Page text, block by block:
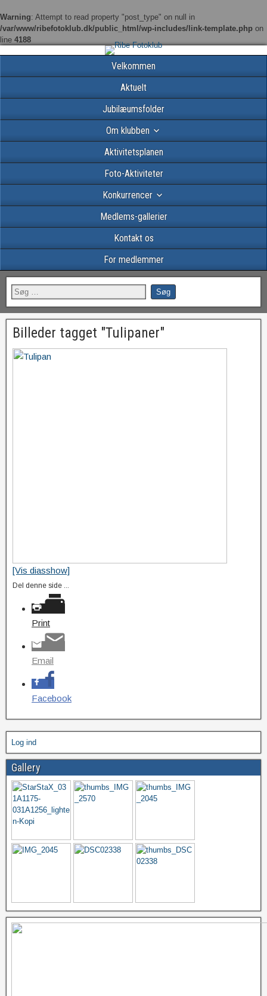
Warning: Attempt to read property "post_type" on null in
/var/www/ribefotoklub.dk/public_html/wp-includes/link-template.php on
line 4188
Velkommen
Aktuelt
Jubilæumsfolder
Om klubben
Aktivitetsplanen
Foto-Aktiviteter
Konkurrencer
Medlems-gallerier
Kontakt os
For medlemmer
Billeder tagget "Tulipaner"
[Vis diasshow]
Del denne side ...
Print
Email
Facebook
Log ind
Gallery